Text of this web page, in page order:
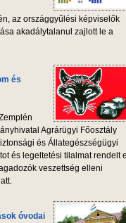
az országgyűlési képviselők
akadálytalanul zajlott le a
és
Agrárügyi Főosztály
és Állategészségügyi
és legeltetési tilalmat rendelt el
veszettség elleni
óvodai